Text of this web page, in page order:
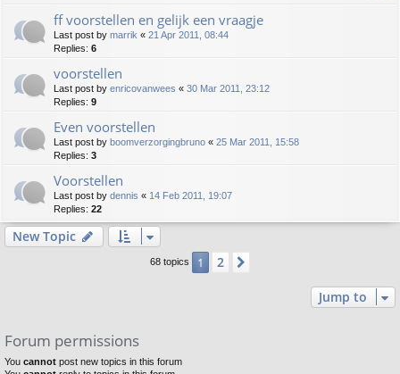
ff voorstellen en gelijk een vraagje
Last post by marrik « 21 Apr 2011, 08:44
Replies: 6
voorstellen
Last post by enricovanwees « 30 Mar 2011, 23:12
Replies: 9
Even voorstellen
Last post by boomverzorgingbruno « 25 Mar 2011, 15:58
Replies: 3
Voorstellen
Last post by dennis « 14 Feb 2011, 19:07
Replies: 22
New Topic
68 topics 1 2
Jump to
Forum permissions
You cannot post new topics in this forum